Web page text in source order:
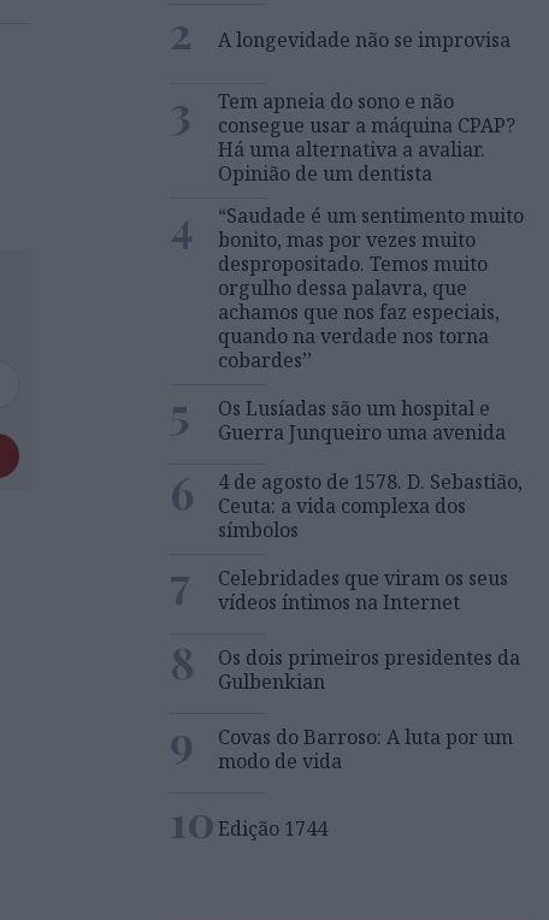
2 A longevidade não se improvisa
3
Tem apneia do sono e não
consegue usar a máquina CPAP?
Há uma alternativa a avaliar.
Opinião de um dentista
4
“Saudade é um sentimento muito
bonito, mas por vezes muito
despropositado. Temos muito
orgulho dessa palavra, que
achamos que nos faz especiais,
quando na verdade nos torna
cobardes’’
5
Os Lusíadas são um hospital e
Guerra Junqueiro uma avenida
6
4 de agosto de 1578. D. Sebastião,
Ceuta: a vida complexa dos
símbolos
7
Celebridades que viram os seus
vídeos íntimos na Internet
8
Os dois primeiros presidentes da
Gulbenkian
9
Covas do Barroso: A luta por um
modo de vida
10Edição 1744